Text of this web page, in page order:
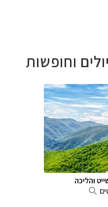
וחופשות
והליכה